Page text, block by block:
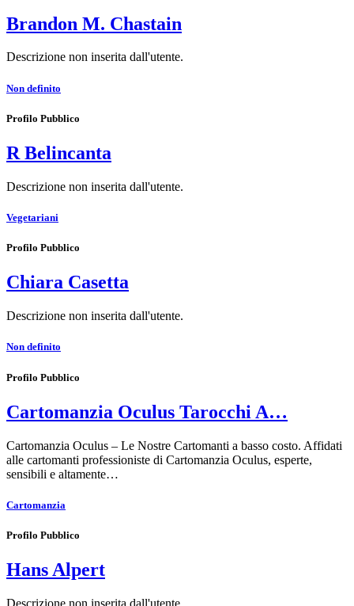
Brandon M. Chastain
Descrizione non inserita dall'utente.
Non definito
Profilo Pubblico
R Belincanta
Descrizione non inserita dall'utente.
Vegetariani
Profilo Pubblico
Chiara Casetta
Descrizione non inserita dall'utente.
Non definito
Profilo Pubblico
Cartomanzia Oculus Tarocchi A…
Cartomanzia Oculus – Le Nostre Cartomanti a basso costo. Affidati
alle cartomanti professioniste di Cartomanzia Oculus, esperte,
sensibili e altamente…
Cartomanzia
Profilo Pubblico
Hans Alpert